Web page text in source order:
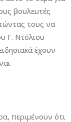
βουλευτές
τους να
Γ. Ντόλιου
έχουν
περιμένουν ότι